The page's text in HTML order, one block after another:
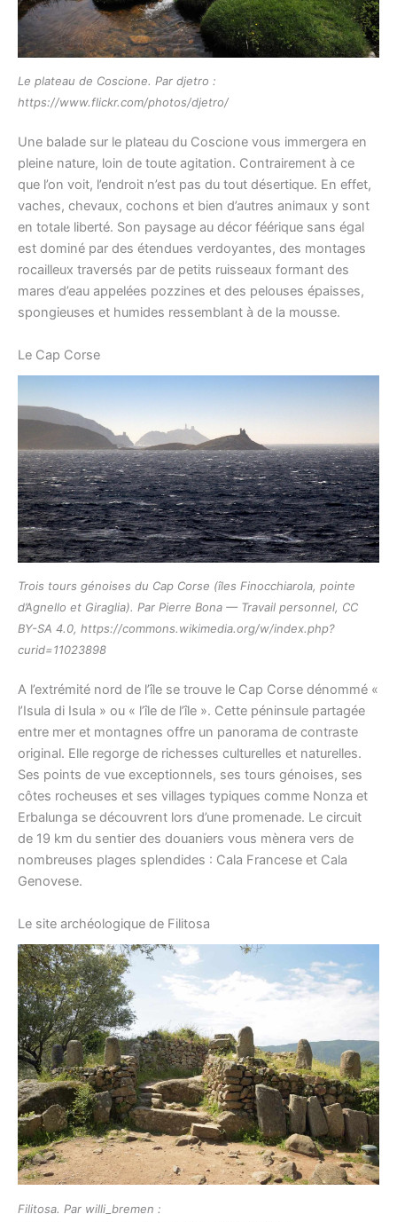
Le plateau de Coscione. Par djetro :
https://www.flickr.com/photos/djetro/
Une balade sur le plateau du Coscione vous immergera en
pleine nature, loin de toute agitation. Contrairement à ce
que l’on voit, l’endroit n’est pas du tout désertique. En effet,
vaches, chevaux, cochons et bien d’autres animaux y sont
en totale liberté. Son paysage au décor féérique sans égal
est dominé par des étendues verdoyantes, des montages
rocailleux traversés par de petits ruisseaux formant des
mares d’eau appelées pozzines et des pelouses épaisses,
spongieuses et humides ressemblant à de la mousse.
Le Cap Corse
Trois tours génoises du Cap Corse (îles Finocchiarola, pointe
d’Agnello et Giraglia). Par Pierre Bona — Travail personnel, CC
BY-SA 4.0, https://commons.wikimedia.org/w/index.php?
curid=11023898
A l’extrémité nord de l’île se trouve le Cap Corse dénommé «
l’Isula di Isula » ou « l’île de l’île ». Cette péninsule partagée
entre mer et montagnes offre un panorama de contraste
original. Elle regorge de richesses culturelles et naturelles.
Ses points de vue exceptionnels, ses tours génoises, ses
côtes rocheuses et ses villages typiques comme Nonza et
Erbalunga se découvrent lors d’une promenade. Le circuit
de 19 km du sentier des douaniers vous mènera vers de
nombreuses plages splendides : Cala Francese et Cala
Genovese.
Le site archéologique de Filitosa
Filitosa. Par willi_bremen :